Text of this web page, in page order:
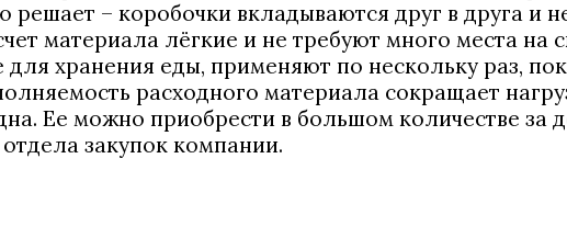
решает – коробочки вкладываются друг в друга и
материала лёгкие и не требуют много места на
хранения еды, применяют по нескольку раз,
расходного материала сокращает
Ее можно приобрести в большом количестве за
закупок компании.